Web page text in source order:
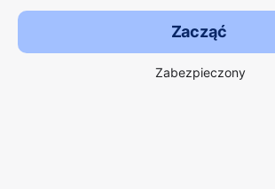
Zacząć
Zabezpieczony